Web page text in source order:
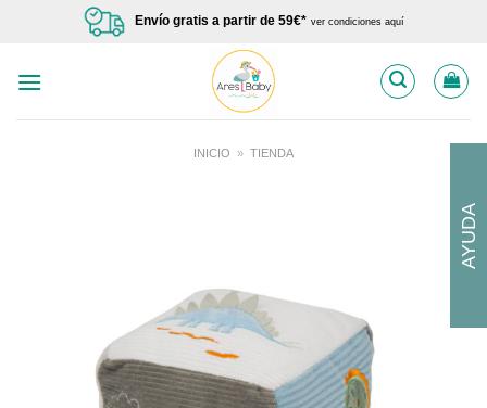
Envío gratis a partir de 59€* ver condiciones aquí
INICIO » TIENDA
AYUDA